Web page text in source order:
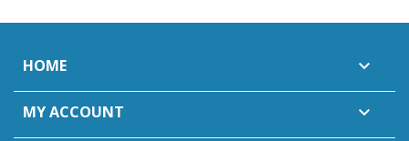
HOME 
MY ACCOUNT 